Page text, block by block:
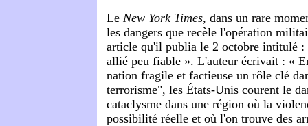
Le New York Times, dans un rare
les dangers que recèle l'opération
article qu'il publia le 2 octobre intitulé :
allié peu fiable ». L'auteur écrivait : «
nation fragile et factieuse un rôle clé
terrorisme", les États-Unis courent le
cataclysme dans une région où la
possibilité réelle et où l'on trouve des